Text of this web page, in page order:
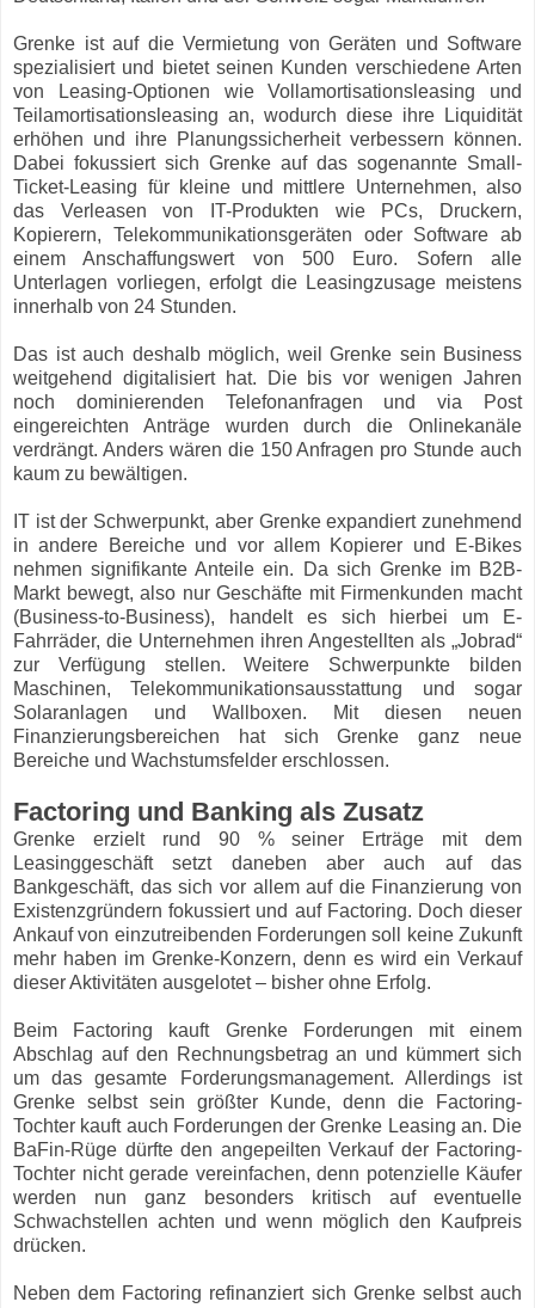
Grenke ist auf die Vermietung von Geräten und Software
spezialisiert und bietet seinen Kunden verschiedene Arten
von Leasing-Optionen wie Vollamortisationsleasing und
Teilamortisationsleasing an, wodurch diese ihre Liquidität
erhöhen und ihre Planungssicherheit verbessern können.
Dabei fokussiert sich Grenke auf das sogenannte Small-
Ticket-Leasing für kleine und mittlere Unternehmen, also
das Verleasen von IT-Produkten wie PCs, Druckern,
Kopierern, Telekommunikationsgeräten oder Software ab
einem Anschaffungswert von 500 Euro. Sofern alle
Unterlagen vorliegen, erfolgt die Leasingzusage meistens
innerhalb von 24 Stunden.
Das ist auch deshalb möglich, weil Grenke sein Business
weitgehend digitalisiert hat. Die bis vor wenigen Jahren
noch dominierenden Telefonanfragen und via Post
eingereichten Anträge wurden durch die Onlinekanäle
verdrängt. Anders wären die 150 Anfragen pro Stunde auch
kaum zu bewältigen.
IT ist der Schwerpunkt, aber Grenke expandiert zunehmend
in andere Bereiche und vor allem Kopierer und E-Bikes
nehmen signifikante Anteile ein. Da sich Grenke im B2B-
Markt bewegt, also nur Geschäfte mit Firmenkunden macht
(Business-to-Business), handelt es sich hierbei um E-
Fahrräder, die Unternehmen ihren Angestellten als „Jobrad“
zur Verfügung stellen. Weitere Schwerpunkte bilden
Maschinen, Telekommunikationsausstattung und sogar
Solaranlagen und Wallboxen. Mit diesen neuen
Finanzierungsbereichen hat sich Grenke ganz neue
Bereiche und Wachstumsfelder erschlossen.
Factoring und Banking als Zusatz
Grenke erzielt rund 90 % seiner Erträge mit dem
Leasinggeschäft setzt daneben aber auch auf das
Bankgeschäft, das sich vor allem auf die Finanzierung von
Existenzgründern fokussiert und auf Factoring. Doch dieser
Ankauf von einzutreibenden Forderungen soll keine Zukunft
mehr haben im Grenke-Konzern, denn es wird ein Verkauf
dieser Aktivitäten ausgelotet – bisher ohne Erfolg.
Beim Factoring kauft Grenke Forderungen mit einem
Abschlag auf den Rechnungsbetrag an und kümmert sich
um das gesamte Forderungsmanagement. Allerdings ist
Grenke selbst sein größter Kunde, denn die Factoring-
Tochter kauft auch Forderungen der Grenke Leasing an. Die
BaFin-Rüge dürfte den angepeilten Verkauf der Factoring-
Tochter nicht gerade vereinfachen, denn potenzielle Käufer
werden nun ganz besonders kritisch auf eventuelle
Schwachstellen achten und wenn möglich den Kaufpreis
drücken.
Neben dem Factoring refinanziert sich Grenke selbst auch